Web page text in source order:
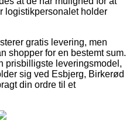
logistikpersonalet holder
gratis levering, men
shopper for en bestemt sum.
prisbilligste leveringsmodel,
sig ved Esbjerg, Birkerød
din ordre til et